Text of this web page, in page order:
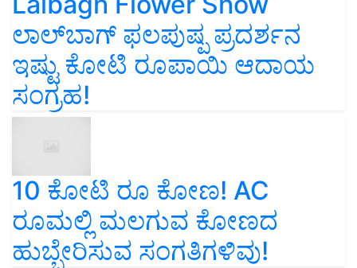
ಲಾಲ್‌ಬಾಗ್ ಫಲಪುಷ್ಪ ಪ್ರದರ್ಶನ
ಇಷ್ಟು ಕೋಟಿ ರೂಪಾಯಿ ಆದಾಯ
ಸಂಗ್ರಹ!
10 ಕೋಟಿ ರೂ ಕೋಣ! AC
ರೂಮಲ್ಲಿ ಮಲಗುವ ಕೋಣದ
ಹುಬ್ಬೇರಿಸುವ ಸಂಗತಿಗಳಿವು!